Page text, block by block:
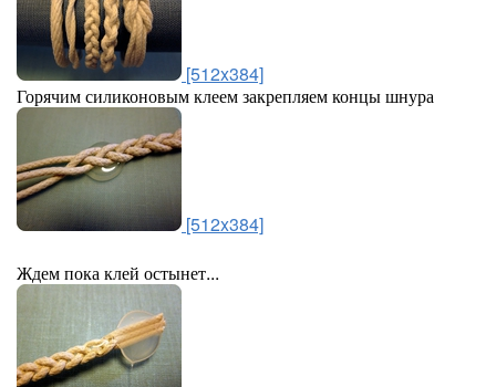
[512x384]
Горячим силиконовым клеем закрепляем концы шнура
[512x384]
Ждем пока клей остынет...